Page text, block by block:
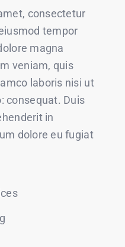
consectetur
tempor
magna
veniam, quis
laboris nisi ut
consequat. Duis
in
dolore eu fugiat